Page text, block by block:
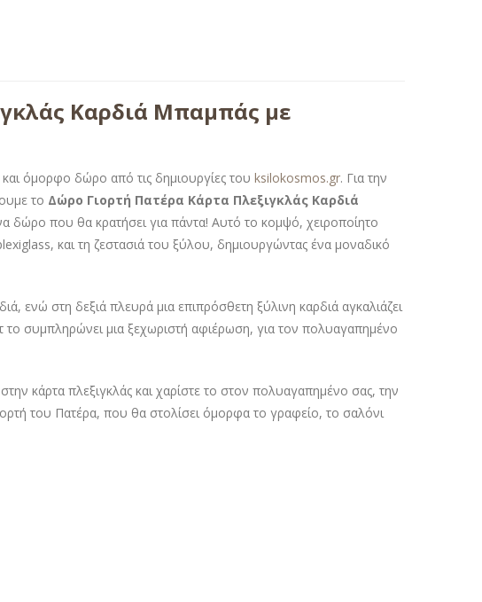
Καρδιά Μπαμπάς με
όμορφο δώρο από τις δημιουργίες του ksilokosmos.gr. Για την
το Δώρο Γιορτή Πατέρα Κάρτα Πλεξιγκλάς Καρδιά
δώρο που θα κρατήσει για πάντα! Αυτό το κομψό, χειροποίητο
και τη ζεστασιά του ξύλου, δημιουργώντας ένα μοναδικό
ενώ στη δεξιά πλευρά μια επιπρόσθετη ξύλινη καρδιά αγκαλιάζει
το συμπληρώνει μια ξεχωριστή αφιέρωση, για τον πολυαγαπημένο
κάρτα πλεξιγκλάς και χαρίστε το στον πολυαγαπημένο σας, την
του Πατέρα, που θα στολίσει όμορφα το γραφείο, το σαλόνι